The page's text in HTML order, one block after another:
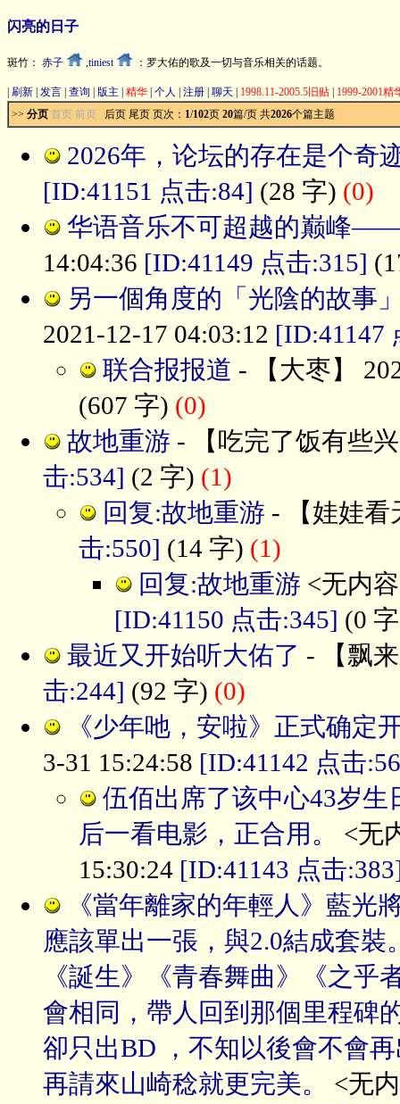
闪亮的日子
斑竹： 赤子 ,tiniest ：罗大佑的歌及一切与音乐相关的话题。
刷新 发言 查询 版主 精华 个人 注册 聊天 1998.11-2005.5旧贴
1999-2001精
>> 分页 首页 前页 后页 尾页 页次： 1/102页 20篇/页 共2026个篇主题
2026年，论坛的存在是个奇
[ID:41151 点击:84] (28 字) (0)
华语音乐不可超越的巅峰
14:04:36 [ID:41149 点击:315]
另一個角度的「光陰的故
2021-12-17 04:03:12 [ID:41147
联合报报道 - 【大枣】
(607 字) (0)
故地重游 - 【吃完了饭有些
击:534] (2 字) (1)
回复:故地重游 - 【娃娃看
击:550] (14 字) (1)
回复:故地重游 <无内
[ID:41150 点击:345] (0
最近又开始听大佑了 - 【飘
击:244] (92 字) (0)
《少年吔，安啦》正式确定
3-31 15:24:58 [ID:41142 点击
伍佰出席了该中心43岁
后一看电影，正合用。
<无
15:30:24 [ID:41143 点击
《當年離家的年輕人》藍光
應該單出一張，與2.0結成套
《誕生》《青春舞曲》《之
會相同，帶人回到那個里程碑
卻只出BD ，不知以後會不會
再請來山崎稔就更完美。
<无